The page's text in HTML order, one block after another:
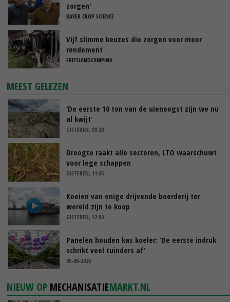
zorgen'
BAYER CROP SCIENCE
Vijf slimme keuzes die zorgen voor meer
rendement
FRIESLANDCAMPINA
MEEST GELEZEN
‘De eerste 10 ton van de uienoogst zijn we nu
al kwijt’
GISTEREN, 09:28
Droogte raakt alle sectoren, LTO waarschuwt
voor lege schappen
GISTEREN, 11:05
Koeien van enige drijvende boerderij ter
wereld zijn te koop
GISTEREN, 12:00
Panelen houden kas koeler: ‘De eerste indruk
schrikt veel tuinders af’
05-08-2026
NIEUW OP MECHANISATIEMARKT.NL